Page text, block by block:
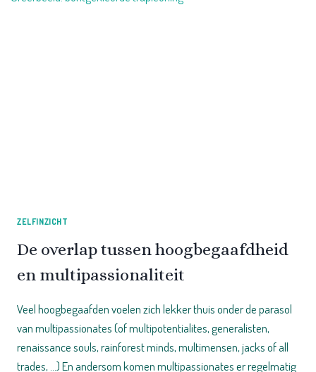
ZELFINZICHT
De overlap tussen hoogbegaafdheid
en multipassionaliteit
Veel hoogbegaafden voelen zich lekker thuis onder de parasol
van multipassionates (of multipotentialites, generalisten,
renaissance souls, rainforest minds, multimensen, jacks of all
trades, …) En andersom komen multipassionates er regelmatig